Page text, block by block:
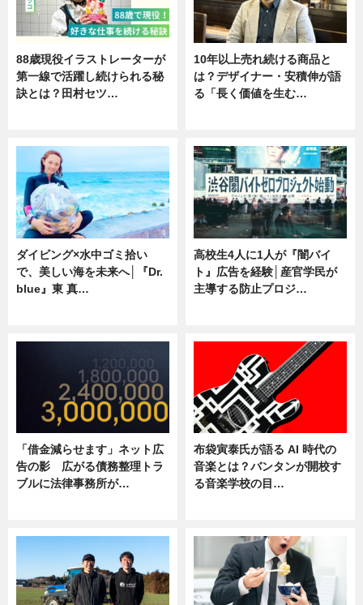
88歳現役イラストレーターが
第一線で活躍し続けられる秘
訣とは？田村セツ…
10年以上売れ続ける商品と
は？デザイナー・安積伸が語
る「長く価値を生む…
ダイビング×水中ゴミ拾い
で、美しい海を未来へ│『Dr.
blue』東 真…
高校生4人に1人が『闇バイ
ト』広告を経験│産官学民が
主導する防止プロジ…
「借金減らせます」ネット広
告の影 広がる債務整理トラ
ブルに法律事務所が…
布袋寅泰氏が語る AI 時代の
音楽とは？バンタンが開校す
る音楽学校の目…